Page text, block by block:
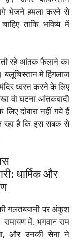
भेजने हमला करने से
ताकि भविष्य में
रहे आंतक फैलाने का
बलूचिस्तान मे हिंगलाज
ध्वस्त करने के लिए
वो घटना आंतकवादी
दोबारा नहीं गये हैं
रहा है कि इस सबक से
धार्मिक और
गलतबयानी पर अंकुश
में, भगवान राम
और उनकी सेना ने